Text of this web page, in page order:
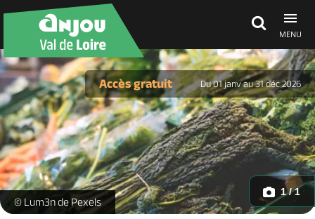
MENU
Découvrir
À voir, à faire
Agenda
-
© Lum3n de Pexels
1 / 1
Accès gratuit Du 01 janv au 31 déc 2026